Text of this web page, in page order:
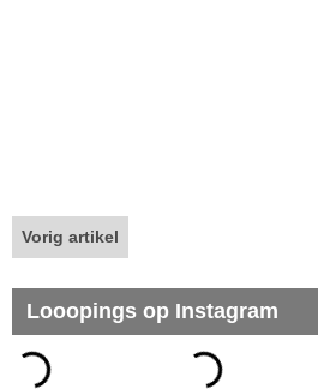
Vorig artikel
Looopings op Instagram